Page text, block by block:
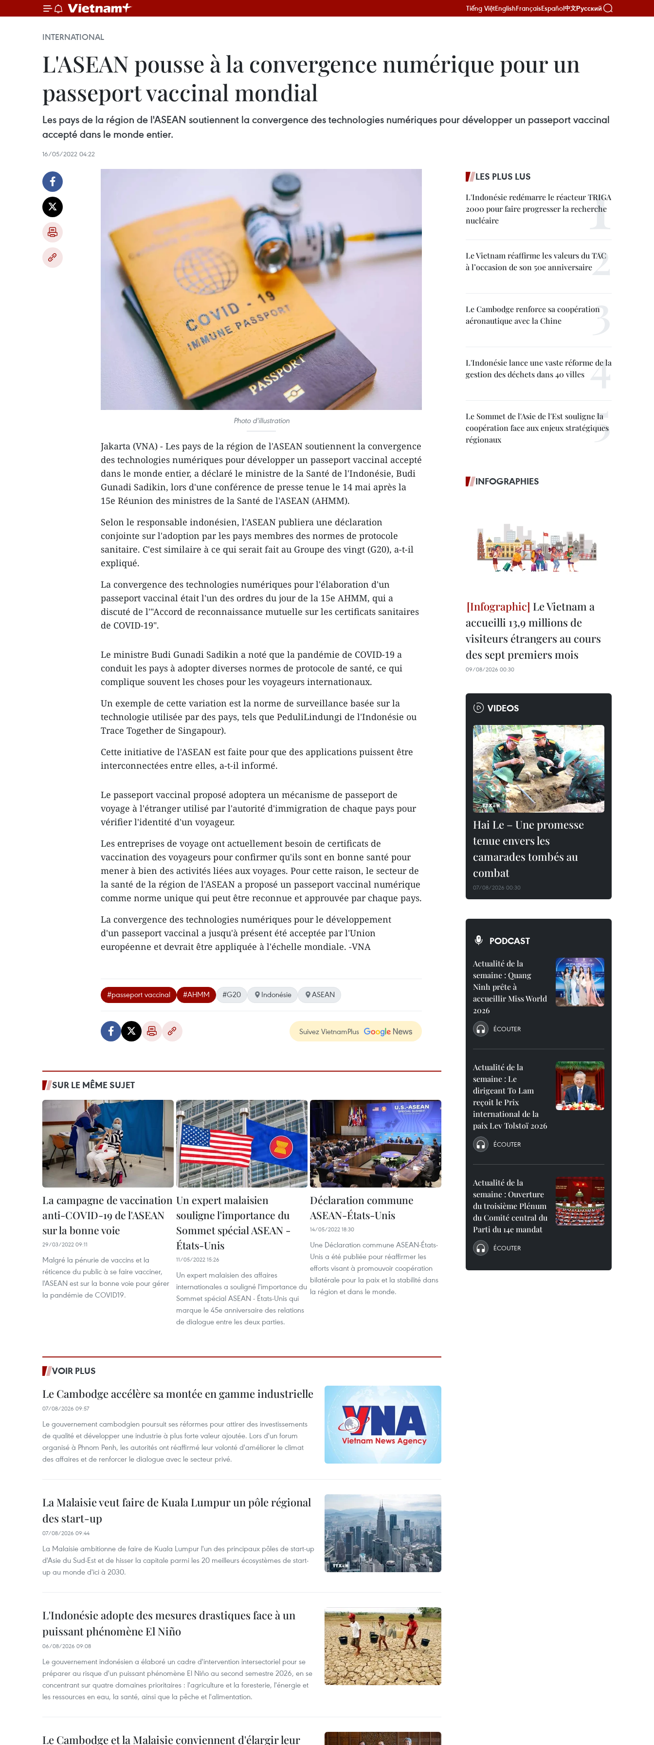
Tiếng ViệtEnglishFrançaisEspañol中文Русский
INTERNATIONAL
L'ASEAN pousse à la convergence numérique pour un
passeport vaccinal mondial
Les pays de la région de l'ASEAN soutiennent la convergence des technologies numériques pour développer un passeport vaccinal
accepté dans le monde entier.
16/05/2022 04:22
Photo d'illustration
Jakarta (VNA) - Les pays de la région de l'ASEAN soutiennent la convergence
des technologies numériques pour développer un passeport vaccinal accepté
dans le monde entier, a déclaré le ministre de la Santé de l'Indonésie, Budi
Gunadi Sadikin, lors d'une conférence de presse tenue le 14 mai après la
15e Réunion des ministres de la Santé de l'ASEAN (AHMM).
Selon le responsable indonésien, l'ASEAN publiera une déclaration
conjointe sur l'adoption par les pays membres des normes de protocole
sanitaire. C'est similaire à ce qui serait fait au Groupe des vingt (G20), a-t-il
expliqué.
La convergence des technologies numériques pour l'élaboration d'un
passeport vaccinal était l'un des ordres du jour de la 15e AHMM, qui a
discuté de l'"Accord de reconnaissance mutuelle sur les certificats sanitaires
de COVID-19".
Le ministre Budi Gunadi Sadikin a noté que la pandémie de COVID-19 a
conduit les pays à adopter diverses normes de protocole de santé, ce qui
complique souvent les choses pour les voyageurs internationaux.
Un exemple de cette variation est la norme de surveillance basée sur la
technologie utilisée par des pays, tels que PeduliLindungi de l'Indonésie ou
Trace Together de Singapour).
Cette initiative de l'ASEAN est faite pour que des applications puissent être
interconnectées entre elles, a-t-il informé.
Le passeport vaccinal proposé adoptera un mécanisme de passeport de
voyage à l'étranger utilisé par l'autorité d'immigration de chaque pays pour
vérifier l'identité d'un voyageur.
Les entreprises de voyage ont actuellement besoin de certificats de
vaccination des voyageurs pour confirmer qu'ils sont en bonne santé pour
mener à bien des activités liées aux voyages. Pour cette raison, le secteur de
la santé de la région de l'ASEAN a proposé un passeport vaccinal numérique
comme norme unique qui peut être reconnue et approuvée par chaque pays.
La convergence des technologies numériques pour le développement
d'un passeport vaccinal a jusqu'à présent été acceptée par l'Union
européenne et devrait être appliquée à l'échelle mondiale. -VNA
#passeport vaccinal #AHMM #G20 Indonésie ASEAN
Suivez VietnamPlus
SUR LE MÊME SUJET
La campagne de vaccination
anti-COVID-19 de l'ASEAN
sur la bonne voie
29/03/2022 09:11
Malgré la pénurie de vaccins et la
réticence du public à se faire vacciner,
l'ASEAN est sur la bonne voie pour gérer
la pandémie de COVID19.
Un expert malaisien
souligne l'importance du
Sommet spécial ASEAN -
États-Unis
11/05/2022 15:26
Un expert malaisien des affaires
internationales a souligné l'importance du
Sommet spécial ASEAN - États-Unis qui
marque le 45e anniversaire des relations
de dialogue entre les deux parties.
Déclaration commune
ASEAN-États-Unis
14/05/2022 18:30
Une Déclaration commune ASEAN-États-
Unis a été publiée pour réaffirmer les
efforts visant à promouvoir coopération
bilatérale pour la paix et la stabilité dans
la région et dans le monde.
VOIR PLUS
Le Cambodge accélère sa montée en gamme industrielle
07/08/2026 09:57
Le gouvernement cambodgien poursuit ses réformes pour attirer des investissements
de qualité et développer une industrie à plus forte valeur ajoutée. Lors d'un forum
organisé à Phnom Penh, les autorités ont réaffirmé leur volonté d'améliorer le climat
des affaires et de renforcer le dialogue avec le secteur privé.
La Malaisie veut faire de Kuala Lumpur un pôle régional
des start-up
07/08/2026 09:44
La Malaisie ambitionne de faire de Kuala Lumpur l'un des principaux pôles de start-up
d'Asie du Sud-Est et de hisser la capitale parmi les 20 meilleurs écosystèmes de start-
up au monde d'ici à 2030.
L'Indonésie adopte des mesures drastiques face à un
puissant phénomène El Niño
06/08/2026 09:08
Le gouvernement indonésien a élaboré un cadre d'intervention intersectoriel pour se
préparer au risque d'un puissant phénomène El Niño au second semestre 2026, en se
concentrant sur quatre domaines prioritaires : l'agriculture et la foresterie, l'énergie et
les ressources en eau, la santé, ainsi que la pêche et l'alimentation.
Le Cambodge et la Malaisie conviennent d'élargir leur
LES PLUS LUS
L'Indonésie redémarre le réacteur TRIGA
2000 pour faire progresser la recherche
nucléaire
Le Vietnam réaffirme les valeurs du TAC
à l’occasion de son 50e anniversaire
Le Cambodge renforce sa coopération
aéronautique avec la Chine
L'Indonésie lance une vaste réforme de la
gestion des déchets dans 40 villes
Le Sommet de l'Asie de l'Est souligne la
coopération face aux enjeux stratégiques
régionaux
INFOGRAPHIES
Le Vietnam a
accueilli 13,9 millions de
visiteurs étrangers au cours
des sept premiers mois
09/08/2026 00:30
VIDEOS
Hai Le – Une promesse
tenue envers les
camarades tombés au
combat
07/08/2026 00:30
PODCAST
Actualité de la
semaine : Quang
Ninh prête à
accueillir Miss World
2026
ÉCOUTER
Actualité de la
semaine : Le
dirigeant To Lam
reçoit le Prix
international de la
paix Lev Tolstoï 2026
ÉCOUTER
Actualité de la
semaine : Ouverture
du troisième Plénum
du Comité central du
Parti du 14e mandat
ÉCOUTER